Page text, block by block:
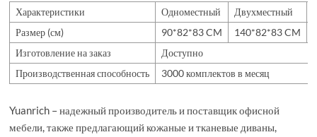
Характеристики Одноместный Двухместный
Размер (см)
90*82*83 CM 140*82*83 CM
Изготовление на заказ
Доступно
Производственная способность
3000 комплектов в месяц
Yuanrich – надежный производитель и поставщик офисной
мебели, также предлагающий кожаные и тканевые диваны,